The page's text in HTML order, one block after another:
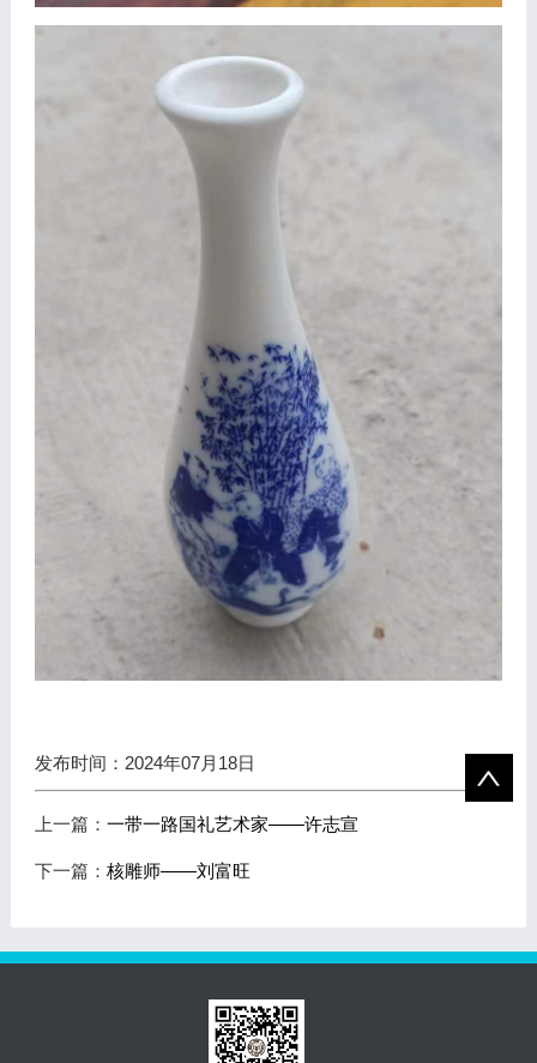
发布时间：2024年07月18日
上一篇： 一带一路国礼艺术家——许志宣
下一篇： 核雕师——刘富旺